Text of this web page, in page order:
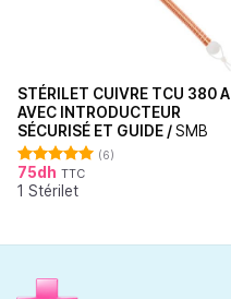
STÉRILET CUIVRE TCU 380 A
AVEC INTRODUCTEUR
SÉCURISÉ ET GUIDE /SMB
Note5.00
sur 5
(6)
75dh TTC
1 Stérilet